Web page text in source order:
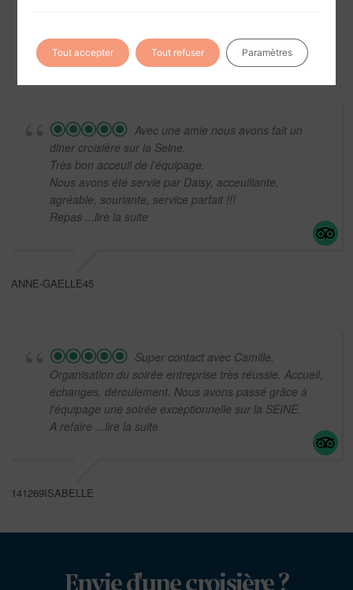
Avec une amie nous avons fait un
diner croisière sur la Seine.
Très bon acceuil de l'équipage.
Nous avons été servie par Daisy, acceuillante,
agréable, souriante, service parfait !!!
Repas ...lire la suite
ANNE-GAELLE45
Super contact avec Camille.
Organisation du soirée entreprise très réussie. Accueil,
échanges, déroulement. Nous avons passé grâce à
l'équipage une soirée exceptionnelle sur la SEINE.
A refaire ...lire la suite
141269ISABELLE
Tout accepter Tout refuser Paramètres